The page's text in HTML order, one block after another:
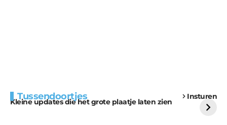
Tussendoortjes Insturen
Kleine updates die het grote plaatje laten zien
voor kabouters
uitdaging